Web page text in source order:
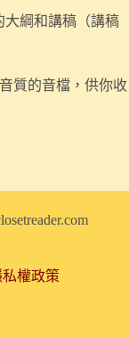
大綱和講稿（講稿
質的音檔，供你收
私權政策